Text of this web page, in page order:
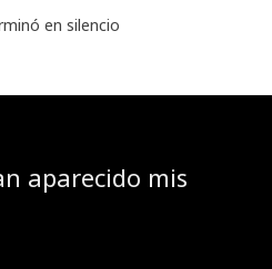
en silencio
aparecido mis